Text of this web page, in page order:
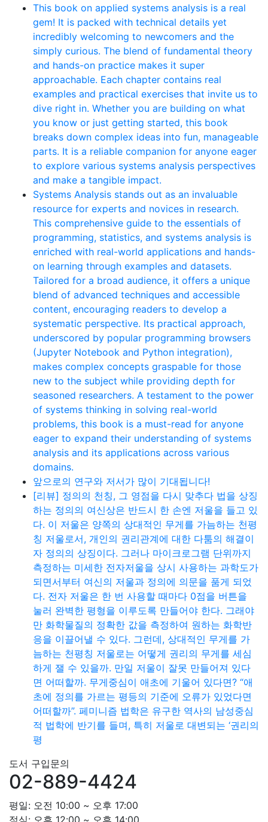
This book on applied systems analysis is a real
gem! It is packed with technical details yet
incredibly welcoming to newcomers and the
simply curious. The blend of fundamental theory
and hands-on practice makes it super
approachable. Each chapter contains real
examples and practical exercises that invite us to
dive right in. Whether you are building on what
you know or just getting started, this book
breaks down complex ideas into fun, manageable
parts. It is a reliable companion for anyone eager
to explore various systems analysis perspectives
and make a tangible impact.
Systems Analysis stands out as an invaluable
resource for experts and novices in research.
This comprehensive guide to the essentials of
programming, statistics, and systems analysis is
enriched with real-world applications and hands-
on learning through examples and datasets.
Tailored for a broad audience, it offers a unique
blend of advanced techniques and accessible
content, encouraging readers to develop a
systematic perspective. Its practical approach,
underscored by popular programming browsers
(Jupyter Notebook and Python integration),
makes complex concepts graspable for those
new to the subject while providing depth for
seasoned researchers. A testament to the power
of systems thinking in solving real-world
problems, this book is a must-read for anyone
eager to expand their understanding of systems
analysis and its applications across various
domains.
앞으로의 연구와 저서가 많이 기대됩니다!
[리뷰] 정의의 천칭, 그 영점을 다시 맞추다 법을 상징
하는 정의의 여신상은 반드시 한 손엔 저울을 들고 있
다. 이 저울은 양쪽의 상대적인 무게를 가늠하는 천평
칭 저울로서, 개인의 권리관계에 대한 다툼의 해결이
자 정의의 상징이다. 그러나 마이크로그램 단위까지
측정하는 미세한 전자저울을 상시 사용하는 과학도가
되면서부터 여신의 저울과 정의에 의문을 품게 되었
다. 전자 저울은 한 번 사용할 때마다 0점을 버튼을
눌러 완벽한 평형을 이루도록 만들어야 한다. 그래야
만 화학물질의 정확한 값을 측정하여 원하는 화학반
응을 이끌어낼 수 있다. 그런데, 상대적인 무게를 가
늠하는 천평칭 저울로는 어떻게 권리의 무게를 세심
하게 잴 수 있을까. 만일 저울이 잘못 만들어져 있다
면 어떠할까. 무게중심이 애초에 기울어 있다면? “애
초에 정의를 가르는 평등의 기준에 오류가 있었다면
어떠할까”. 페미니즘 법학은 유구한 역사의 남성중심
적 법학에 반기를 들며, 특히 저울로 대변되는 ‘권리의
평
도서 구입문의
02-889-4424
평일: 오전 10:00 ~ 오후 17:00
점심: 오후 12:00 ~ 오후 14:00